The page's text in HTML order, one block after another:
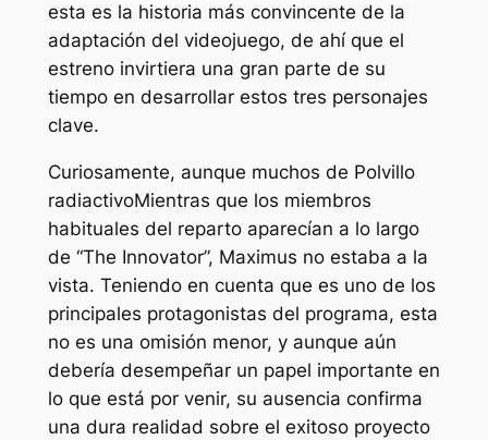
esta es la historia más convincente de la
adaptación del videojuego, de ahí que el
estreno invirtiera una gran parte de su
tiempo en desarrollar estos tres personajes
clave.
Curiosamente, aunque muchos de Polvillo
radiactivoMientras que los miembros
habituales del reparto aparecían a lo largo
de “The Innovator”, Maximus no estaba a la
vista. Teniendo en cuenta que es uno de los
principales protagonistas del programa, esta
no es una omisión menor, y aunque aún
debería desempeñar un papel importante en
lo que está por venir, su ausencia confirma
una dura realidad sobre el exitoso proyecto